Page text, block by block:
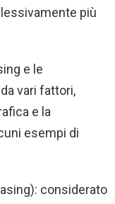
più
e le
vari fattori,
e la
esempi di
considerato